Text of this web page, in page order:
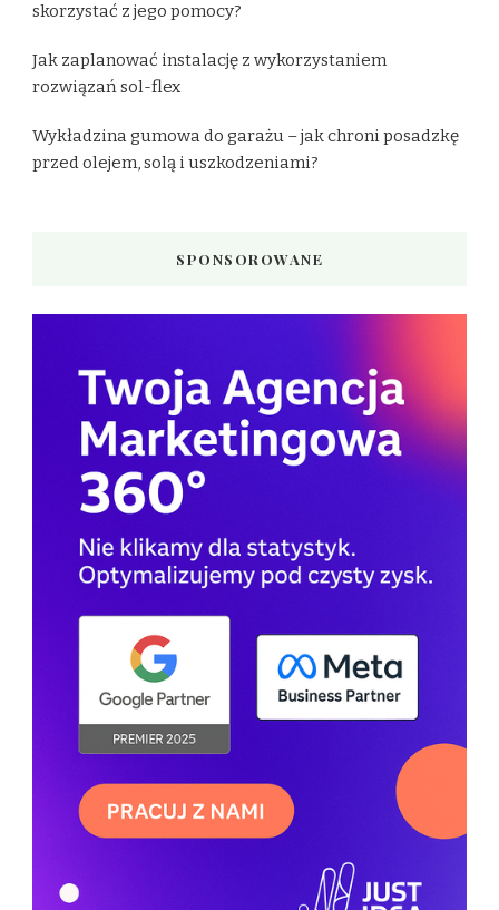
skorzystać z jego pomocy?
Jak zaplanować instalację z wykorzystaniem
rozwiązań sol-flex
Wykładzina gumowa do garażu – jak chroni posadzkę
przed olejem, solą i uszkodzeniami?
SPONSOROWANE